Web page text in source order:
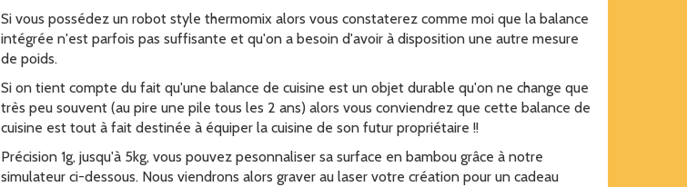
Si vous possédez un robot style thermomix alors vous constaterez comme moi que la balance
intégrée n'est parfois pas suffisante et qu'on a besoin d'avoir à disposition une autre mesure
de poids.
Si on tient compte du fait qu'une balance de cuisine est un objet durable qu'on ne change que
très peu souvent (au pire une pile tous les 2 ans) alors vous conviendrez que cette balance de
cuisine est tout à fait destinée à équiper la cuisine de son futur propriétaire !!
Précision 1g, jusqu'à 5kg, vous pouvez pesonnaliser sa surface en bambou grâce à notre
simulateur ci-dessous. Nous viendrons alors graver au laser votre création pour un cadeau